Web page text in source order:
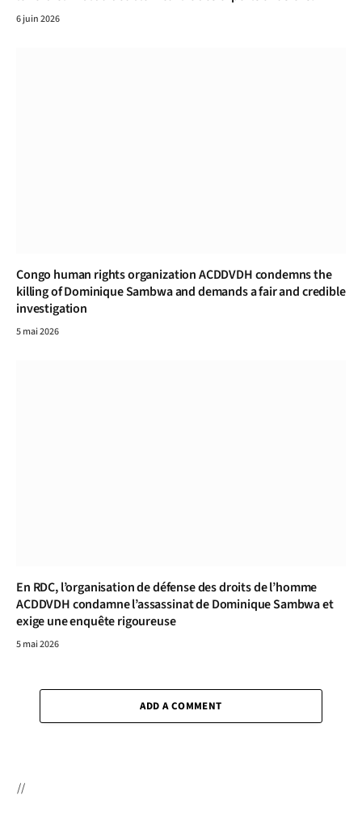
6 juin 2026
Congo human rights organization ACDDVDH condemns the
killing of Dominique Sambwa and demands a fair and credible
investigation
5 mai 2026
En RDC, l’organisation de défense des droits de l’homme
ACDDVDH condamne l’assassinat de Dominique Sambwa et
exige une enquête rigoureuse
5 mai 2026
ADD A COMMENT
//